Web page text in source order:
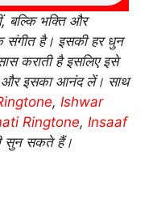
बल्कि भक्ति और
संगीत है। इसकी हर धुन
कराती है इसलिए इसे
इसका आनंद लें। साथ
, Ishwar
Ringtone, Insaaf
सुन सकते हैं।